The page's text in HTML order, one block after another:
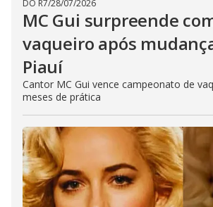
DO R7/28/07/2026
MC Gui surpreende
vaqueiro após
Piauí
Cantor MC Gui vence campeonato de
meses de prática